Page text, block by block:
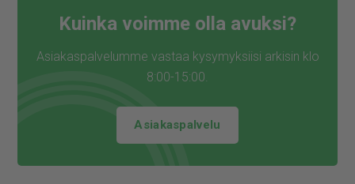
Kuinka voimme olla avuksi?
Asiakaspalvelumme vastaa kysymyksiisi arkisin klo
8:00-15:00.
Asiakaspalvelu